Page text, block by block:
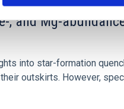
and Mg-
into star-formation
outskirts. However,